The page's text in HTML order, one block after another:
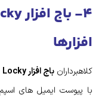
افزارها
کلاهبرداران باج افزار Locky
با پیوست ایمیل‌ های اسپم